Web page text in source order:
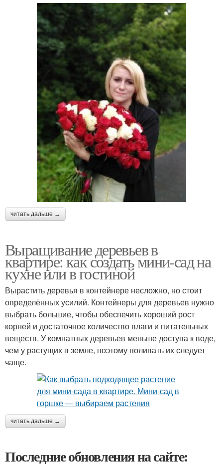
читать дальше →
Выращивание деревьев в
квартире: как создать мини-сад на
кухне или в гостиной
Вырастить деревья в контейнере несложно, но стоит
определённых усилий. Контейнеры для деревьев нужно
выбрать большие, чтобы обеспечить хороший рост
корней и достаточное количество влаги и питательных
веществ. У комнатных деревьев меньше доступа к воде,
чем у растущих в земле, поэтому поливать их следует
чаще.
читать дальше →
Последние обновления на сайте: